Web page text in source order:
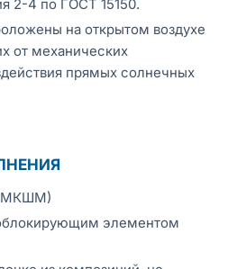
2-4 по ГОСТ 15150.
на открытом воздухе
от механических
прямых солнечных
элементом